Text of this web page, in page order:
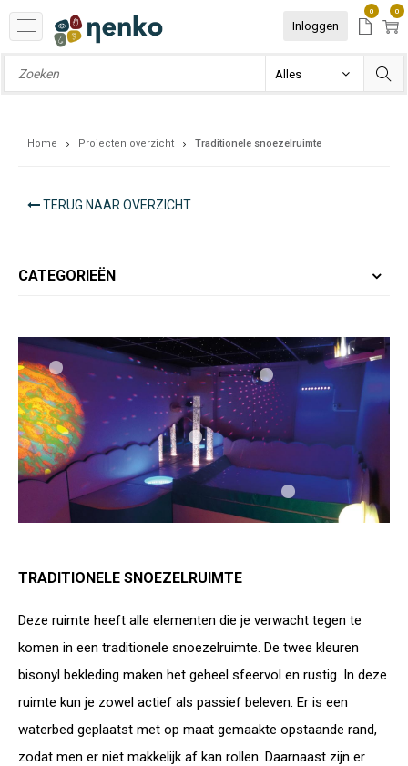
Inloggen
0 0
Home Projecten overzicht Traditionele snoezelruimte
TERUG NAAR OVERZICHT
CATEGORIEËN
TRADITIONELE SNOEZELRUIMTE
Deze ruimte heeft alle elementen die je verwacht tegen te
komen in een traditionele snoezelruimte. De twee kleuren
bisonyl bekleding maken het geheel sfeervol en rustig. In deze
ruimte kun je zowel actief als passief beleven. Er is een
waterbed geplaatst met op maat gemaakte opstaande rand,
zodat men er niet makkelijk af kan rollen. Daarnaast zijn er